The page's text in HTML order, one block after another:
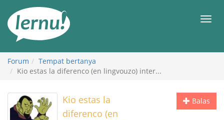
daftar
Forum
Tempat bertanya
Kio estas la diferenco (en lingvouzo) inter...
Balas
Kio estas la
diferenco (en